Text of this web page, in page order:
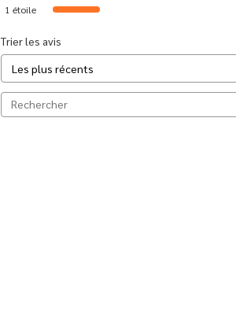
1 étoile
Trier les avis